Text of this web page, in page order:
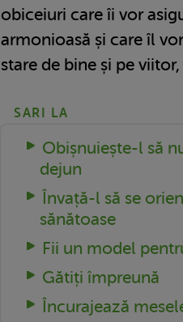
obiceiuri care îi vor
armonioasă și care îl
stare de bine și pe
SARI LA
Obișnuiește-l să
dejun
Învață-l să se
sănătoase
Fii un model
Gătiți împreună
Încurajează